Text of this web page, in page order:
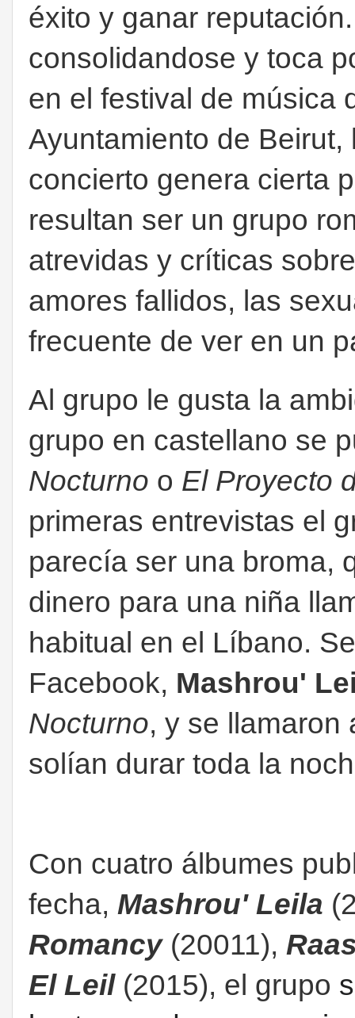
éxito y ganar
consolidandose y toca
en el festival de música
Ayuntamiento de Beirut,
concierto genera cierta
resultan ser un grupo
atrevidas y críticas
amores fallidos, las
frecuente de ver en un
Al grupo le gusta la
grupo en castellano se
Nocturno o El Proyecto
primeras entrevistas el
parecía ser una broma,
dinero para una niña
habitual en el Líbano.
Facebook, Mashrou'
Nocturno, y se
solían durar toda la
Con cuatro álbumes
fecha, Mashrou' Leila
Romancy(20011),
El Leil(2015), el grupo